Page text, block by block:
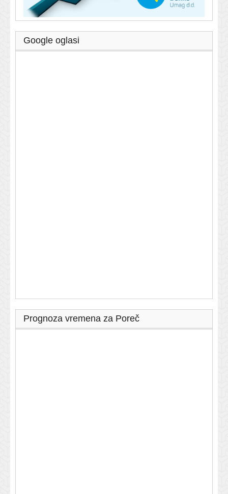
Google oglasi
Prognoza vremena za Poreč